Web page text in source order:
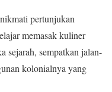
pertunjukan
memasak kuliner
sejarah, sempatkan jalan-
kolonialnya yang